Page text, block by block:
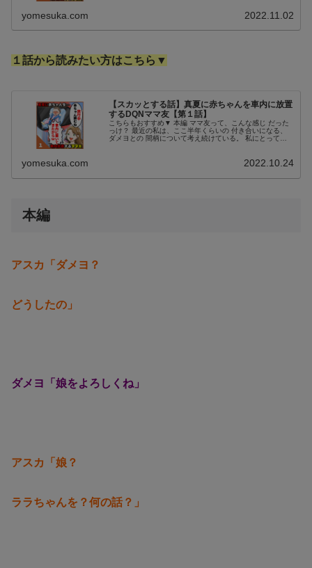
yomesuka.com 2022.11.02
１話から読みたい方はこちら▼
【スカッとする話】真夏に赤ちゃんを車内に放置
するDQNママ友【第１話】
こちらもおすすめ▼ 本編 ママ友って、こんな感じ だった
っけ？ 最近の私は、ここ半年くらいの 付き合いになる、
ダメヨとの 間柄について考え続けている。 私にとっての
yomesuka.com 2022.10.24
本編
アスカ「ダメヨ？
どうしたの」
ダメヨ「娘をよろしくね」
アスカ「娘？
ララちゃんを？何の話？」